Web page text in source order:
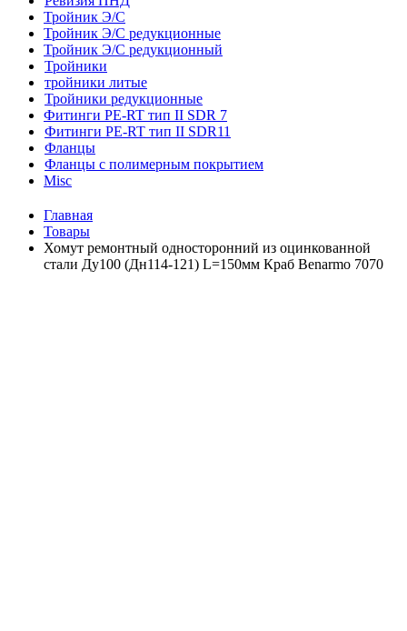
Тройник Э/С
Тройник Э/С редукционные
Тройник Э/С редукционный
Тройники
тройники литые
Тройники редукционные
Фитинги PE-RT тип II SDR 7
Фитинги PE-RT тип II SDR11
Фланцы
Фланцы с полимерным покрытием
Misc
Главная
Товары
Хомут ремонтный односторонний из оцинкованной
стали Ду100 (Дн114-121) L=150мм Краб Benarmo 7070